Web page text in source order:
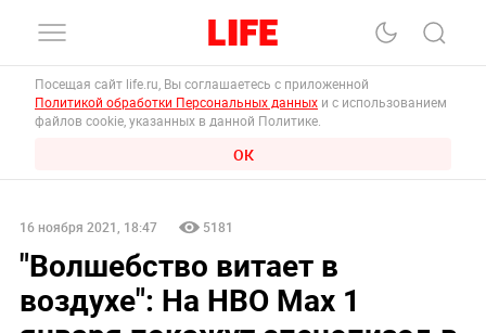
Посещая сайт life.ru, Вы соглашаетесь с приложенной
Политикой обработки Персональных данных и с использованием
файлов cookie, указанных в данной Политике.
ОК
16 ноября 2021, 18:47 5181
"Волшебство витает в
воздухе": На HBO Max 1